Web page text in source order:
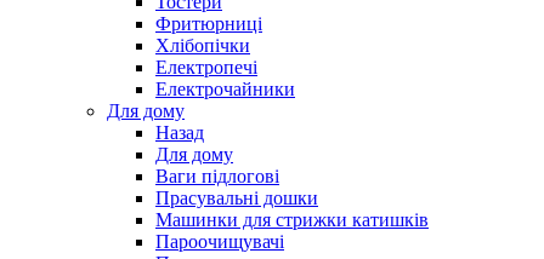
Фритюрниці
Хлібопічки
Електропечі
Електрочайники
Для дому
Назад
Для дому
Ваги підлогові
Прасувальні дошки
Машинки для стрижки катишків
Пароочищувачі